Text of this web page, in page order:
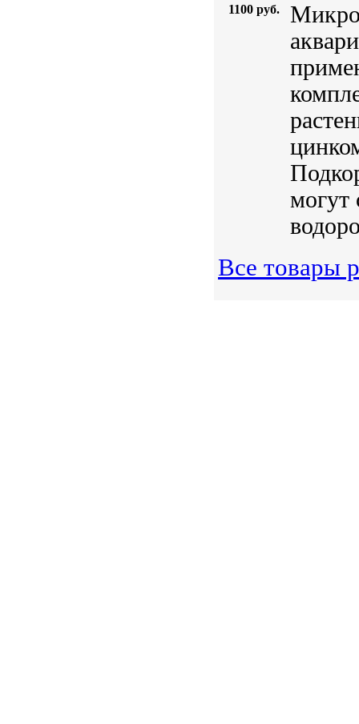
1100 руб.
могут
Все товары